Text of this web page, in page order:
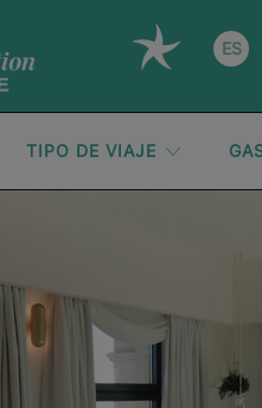
ES
TIPO DE VIAJE